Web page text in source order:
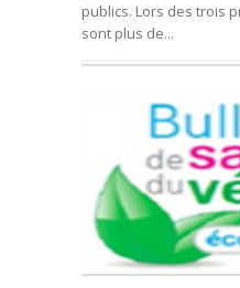
publics. Lors des trois
sont plus de...